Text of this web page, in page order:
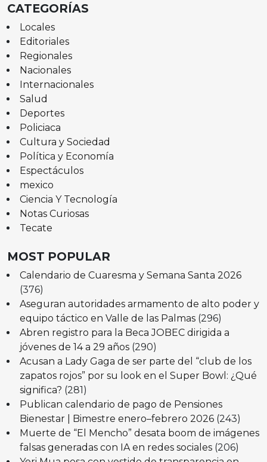
CATEGORÍAS
Locales
Editoriales
Regionales
Nacionales
Internacionales
Salud
Deportes
Policiaca
Cultura y Sociedad
Política y Economía
Espectáculos
mexico
Ciencia Y Tecnología
Notas Curiosas
Tecate
MOST POPULAR
Calendario de Cuaresma y Semana Santa 2026
(376)
Aseguran autoridades armamento de alto poder y
equipo táctico en Valle de las Palmas (296)
Abren registro para la Beca JOBEC dirigida a
jóvenes de 14 a 29 años (290)
Acusan a Lady Gaga de ser parte del “club de los
zapatos rojos” por su look en el Super Bowl: ¿Qué
significa? (281)
Publican calendario de pago de Pensiones
Bienestar | Bimestre enero–febrero 2026 (243)
Muerte de “El Mencho” desata boom de imágenes
falsas generadas con IA en redes sociales (206)